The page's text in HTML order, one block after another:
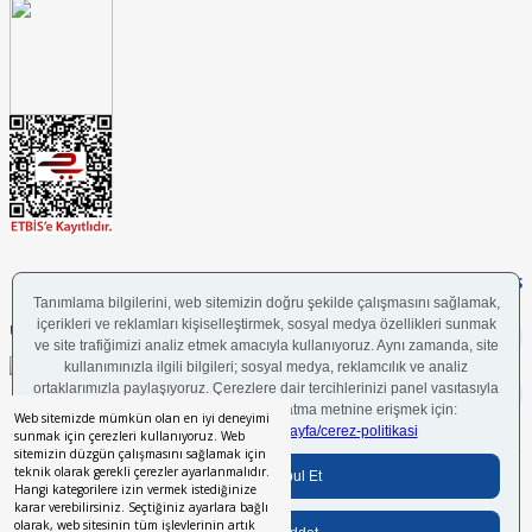
Web sitemizde mümkün olan en iyi deneyimi
sunmak için çerezleri kullanıyoruz. Web
sitemizin düzgün çalışmasını sağlamak için
teknik olarak gerekli çerezler ayarlanmalıdır.
Hangi kategorilere izin vermek istediğinize
karar verebilirsiniz. Seçtiğiniz ayarlara bağlı
olarak, web sitesinin tüm işlevlerinin artık
UYGULAMAMIZI İNDİRİN
FOLLOW US
Bilgi Toplumu Hizmetleri BGYS Politikası Çerez Politikası